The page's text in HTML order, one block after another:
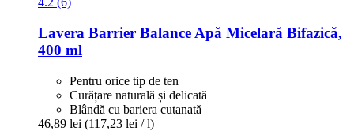
Lavera Barrier Balance Apă Micelară Bifazică,
400 ml
Pentru orice tip de ten
Curățare naturală și delicată
Blândă cu bariera cutanată
46,89 lei (117,23 lei / l)